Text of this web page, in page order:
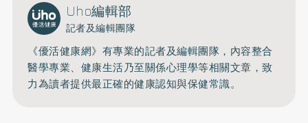
Uho編輯部
記者及編輯團隊
《優活健康網》有專業的記者及編輯團隊，內容整合
醫學專業、健康生活乃至關係心理學等相關文章，致
力為讀者提供最正確的健康認知與保健常識。